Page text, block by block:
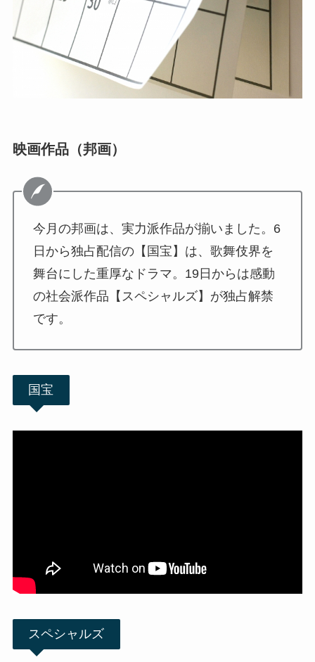
映画作品（邦画）
今月の邦画は、実力派作品が揃いました。6
日から独占配信の【国宝】は、歌舞伎界を
舞台にした重厚なドラマ。19日からは感動
の社会派作品【スペシャルズ】が独占解禁
です。
国宝
スペシャルズ